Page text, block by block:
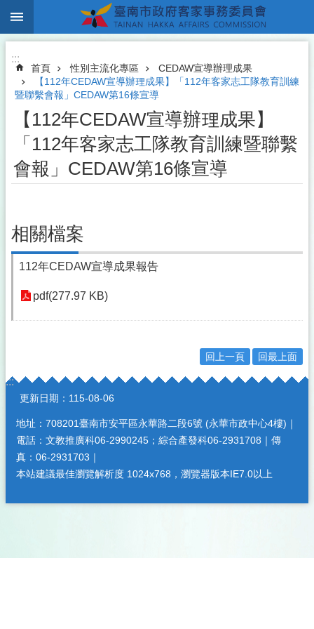
跳到主要內容區塊
:::
首頁 性別主流化專區
CEDAW宣導辦理成果
【112年CEDAW宣導辦理成果】「112年客家志工隊教育訓練
暨聯繫會報」CEDAW第16條宣導
【112年CEDAW宣導辦理成果】
「112年客家志工隊教育訓練暨聯繫
會報」CEDAW第16條宣導
相關檔案
112年CEDAW宣導成果報告
pdf(277.97 KB)
回上一頁 回最上面
:::
更新日期： 115-08-06
地址：708201臺南市安平區永華路二段6號 (永華市政中心4樓)｜
電話：文教推廣科06-2990245；綜合產發科06-2931708｜傳
真：06-2931703｜
本站建議最佳瀏覽解析度 1024x768，瀏覽器版本IE7.0以上